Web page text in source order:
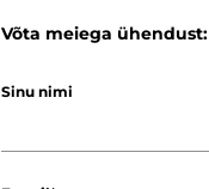
Võta meiega ühendust:
Sinu nimi